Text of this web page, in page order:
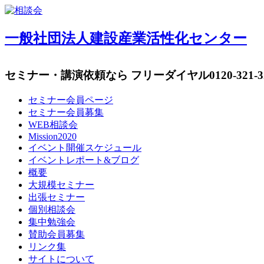
一般社団法人建設産業活性化センター
セミナー・講演依頼なら フリーダイヤル0120-321-
セミナー会員ページ
セミナー会員募集
WEB相談会
Mission2020
イベント開催スケジュール
イベントレポート&ブログ
概要
大規模セミナー
出張セミナー
個別相談会
集中勉強会
賛助会員募集
リンク集
サイトについて